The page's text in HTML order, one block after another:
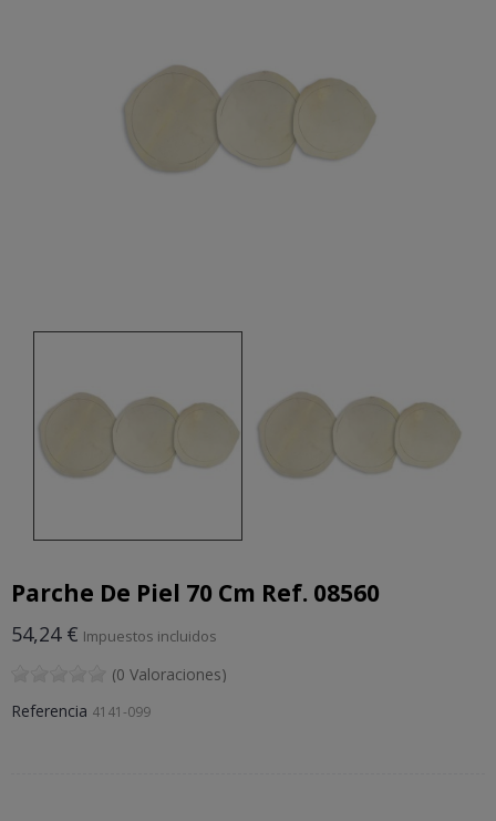
Parche De Piel 70 Cm Ref. 08560
54,24 € Impuestos incluidos
(0 Valoraciones)
Referencia 4141-099